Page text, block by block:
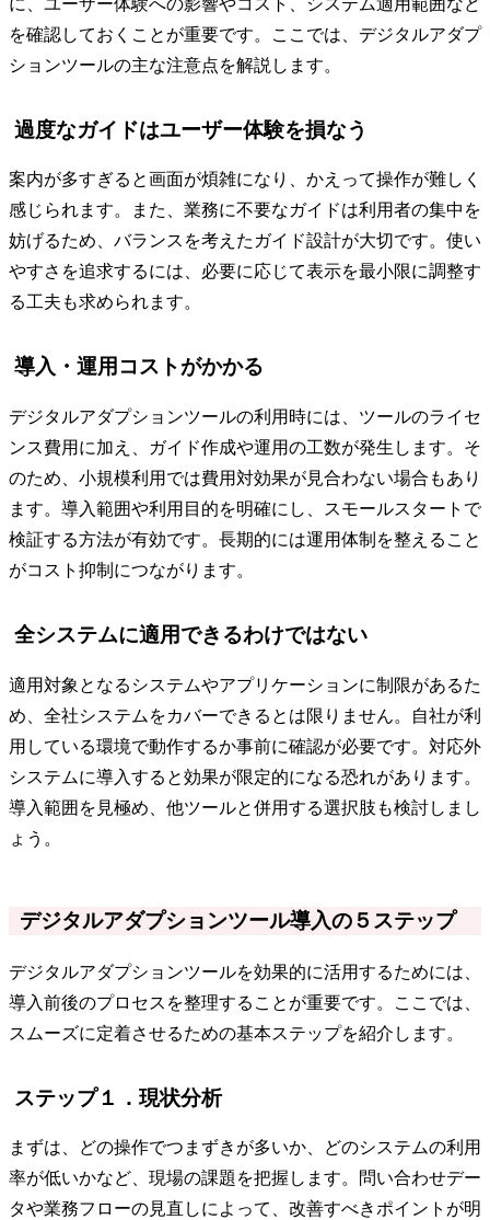
を確認しておくことが重要です。ここでは、デジタルアダプ
ションツールの主な注意点を解説します。
過度なガイドはユーザー体験を損なう
案内が多すぎると画面が煩雑になり、かえって操作が難しく
感じられます。また、業務に不要なガイドは利用者の集中を
妨げるため、バランスを考えたガイド設計が大切です。使い
やすさを追求するには、必要に応じて表示を最小限に調整す
る工夫も求められます。
導入・運用コストがかかる
デジタルアダプションツールの利用時には、ツールのライセ
ンス費用に加え、ガイド作成や運用の工数が発生します。そ
のため、小規模利用では費用対効果が見合わない場合もあり
ます。導入範囲や利用目的を明確にし、スモールスタートで
検証する方法が有効です。長期的には運用体制を整えること
がコスト抑制につながります。
全システムに適用できるわけではない
適用対象となるシステムやアプリケーションに制限があるた
め、全社システムをカバーできるとは限りません。自社が利
用している環境で動作するか事前に確認が必要です。対応外
システムに導入すると効果が限定的になる恐れがあります。
導入範囲を見極め、他ツールと併用する選択肢も検討しまし
ょう。
デジタルアダプションツール導入の５ステップ
デジタルアダプションツールを効果的に活用するためには、
導入前後のプロセスを整理することが重要です。ここでは、
スムーズに定着させるための基本ステップを紹介します。
ステップ１．現状分析
まずは、どの操作でつまずきが多いか、どのシステムの利用
率が低いかなど、現場の課題を把握します。問い合わせデー
タや業務フローの見直しによって、改善すべきポイントが明